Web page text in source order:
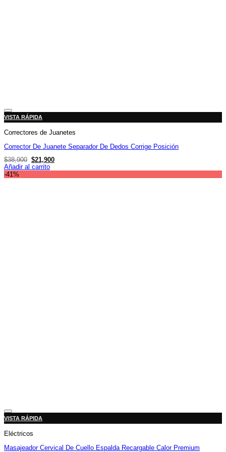
Añadir a la lista de deseos
VISTA RÁPIDA
Correctores de Juanetes
Corrector De Juanete Separador De Dedos Corrige Posición
$38,900 El
precio
original
era:
$21,900El
precio
actual
es:
Añadir al carrito
-41%
Añadir a la lista de deseos
VISTA RÁPIDA
Eléctricos
Masajeador Cervical De Cuello Espalda Recargable Calor Premium